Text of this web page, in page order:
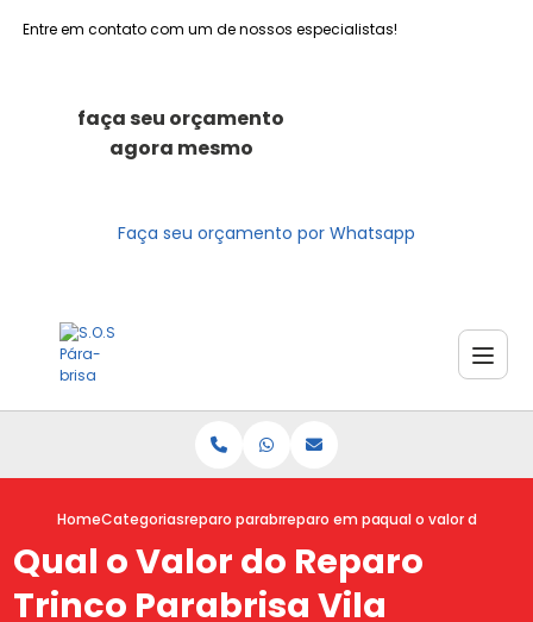
Entre em contato com um de nossos especialistas!
faça seu orçamento
agora mesmo
Faça seu orçamento por Whatsapp
HomeCategoriasreparo parabrisasreparo em parabrisaqual o valor do
Qual o Valor do Reparo
Trinco Parabrisa Vila